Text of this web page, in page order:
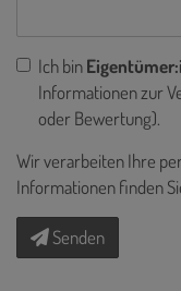
Ich bin
Informationen zur
oder Bewertung).
Wir verarbeiten Ihre
Informationen finden
Senden